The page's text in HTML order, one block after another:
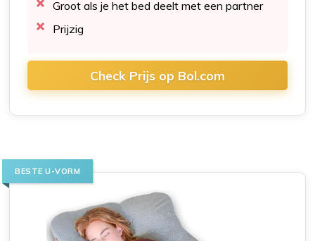
Groot als je het bed deelt met een partner
Prijzig
Check Prijs op Bol.com
BESTE U-VORM